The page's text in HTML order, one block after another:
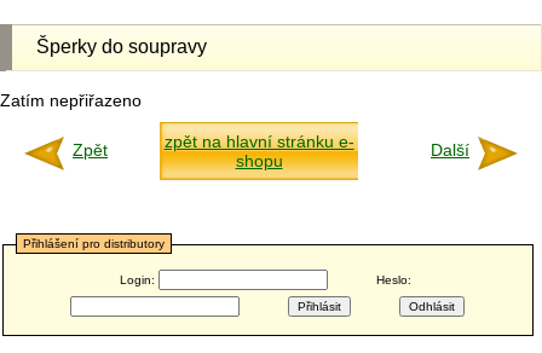
Šperky do soupravy
Zatím nepřiřazeno
Zpět
zpět na hlavní stránku e-
shopu
Další
Přihlášení pro distributory
Login: Heslo: